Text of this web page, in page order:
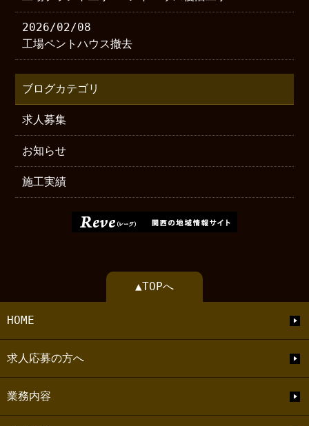
2026/02/08
工場ペントハウス撤去
ブログカテゴリ
求人募集
お知らせ
施工実績
▲TOPへ
HOME
求人応募の方へ
業務内容